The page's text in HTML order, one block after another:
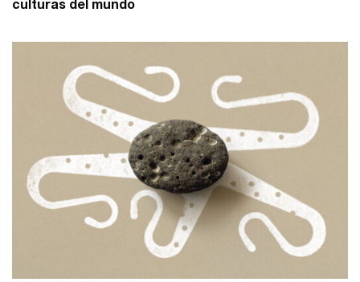
culturas del mundo